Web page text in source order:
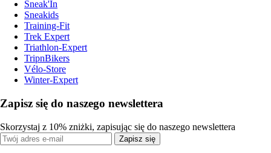
Sneak'In
Sneakids
Training-Fit
Trek Expert
Triathlon-Expert
TripnBikers
Vélo-Store
Winter-Expert
Zapisz się do naszego newslettera
Skorzystaj z 10% zniżki, zapisując się do naszego newslettera
Zapisz się